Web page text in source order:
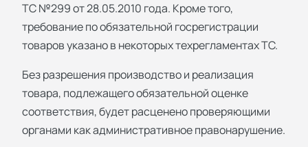
ТС №299 от 28.05.2010 года. Кроме того,
требование по обязательной госрегистрации
товаров указано в некоторых техрегламентах ТС.
Без разрешения производство и реализация
товара, подлежащего обязательной оценке
соответствия, будет расценено проверяющими
органами как административное правонарушение.